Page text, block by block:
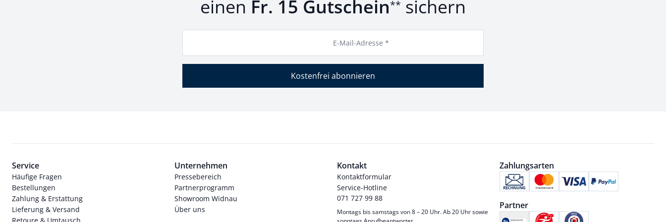
einen Fr. 15 Gutschein** sichern
E-Mail-Adresse *
Kostenfrei abonnieren
Service
Häufige Fragen
Bestellungen
Zahlung & Erstattung
Lieferung & Versand
Unternehmen
Pressebereich
Partnerprogramm
Showroom Widnau
Über uns
Kontakt
Kontaktformular
Service-Hotline
071 727 99 88
Montags bis samstags von 8 – 20 Uhr. Ab 20 Uhr sowie
Zahlungsarten
Partner